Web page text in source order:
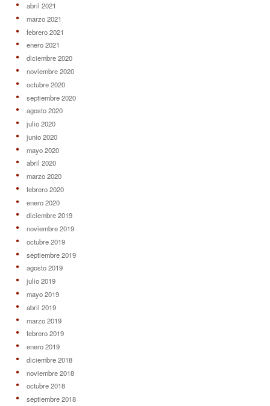
abril 2021
marzo 2021
febrero 2021
enero 2021
diciembre 2020
noviembre 2020
octubre 2020
septiembre 2020
agosto 2020
julio 2020
junio 2020
mayo 2020
abril 2020
marzo 2020
febrero 2020
enero 2020
diciembre 2019
noviembre 2019
octubre 2019
septiembre 2019
agosto 2019
julio 2019
mayo 2019
abril 2019
marzo 2019
febrero 2019
enero 2019
diciembre 2018
noviembre 2018
octubre 2018
septiembre 2018